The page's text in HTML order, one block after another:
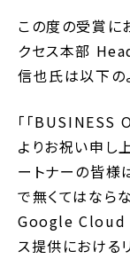
この度の受賞
クセス本部
信也氏は以下の
「「BUSINESS
よりお祝い申し
ートナーの皆様
で無くてはなら
Google Cloud
ス提供における